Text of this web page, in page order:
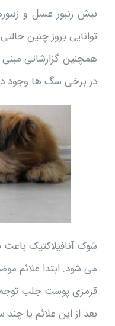
نیش زنبور عسل و
توانایی بروز چنین حالتی
همچنین گزارشاتی
در برخی سگ ها وجود
شوک آنافیلاکتیک باعث
می شود. ابتدا علائم
قرمزی پوست جلب توجه
بعد از این علائم یا